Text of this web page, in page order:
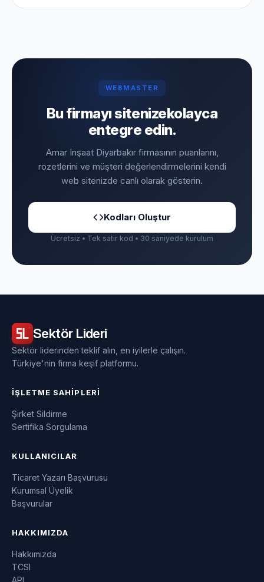
WEBMASTER
Bu firmayı sitenizekolayca
entegre edin.
Amar İnşaat Diyarbakır firmasının puanlarını,
rozetlerini ve müşteri değerlendirmelerini kendi
web sitenizde canlı olarak gösterin.
Kodları Oluştur
Ücretsiz • Tek satır kod • 30 saniyede kurulum
Sektör Lideri
Sektör liderinden teklif alın, en iyilerle çalışın.
Türkiye'nin firma keşif platformu.
İŞLETME SAHIPLERI
Şirket Sildirme
Sertifika Sorgulama
KULLANICILAR
Ticaret Yazarı Başvurusu
Kurumsal Üyelik
Başvurular
HAKKIMIZDA
Hakkımızda
TCSI
API